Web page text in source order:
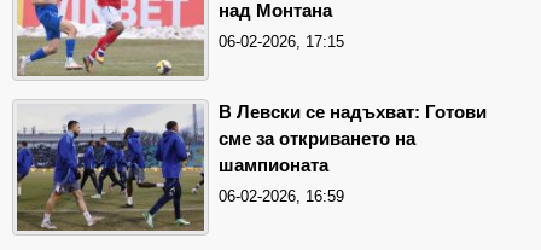
над Монтана
06-02-2026, 17:15
В Левски се надъхват: Готови
сме за откриването на
шампионата
06-02-2026, 16:59